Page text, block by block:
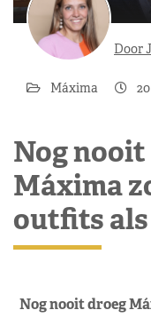
Door
Máxima
Nog
Máxima
outfits als
Nog nooit droeg